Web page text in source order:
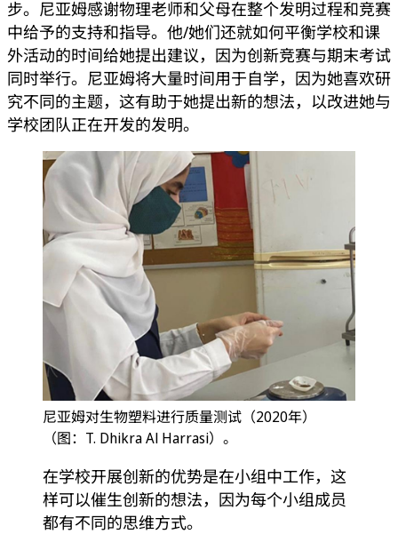
步。尼亚姆感谢物理老师和父母在整个发明过程和竞赛
中给予的支持和指导。他/她们还就如何平衡学校和课
外活动的时间给她提出建议，因为创新竞赛与期末考试
同时举行。尼亚姆将大量时间用于自学，因为她喜欢研
究不同的主题，这有助于她提出新的想法，以改进她与
学校团队正在开发的发明。
尼亚姆对生物塑料进行质量测试（2020年）
（图：T. Dhikra Al Harrasi）。
在学校开展创新的优势是在小组中工作，这
样可以催生创新的想法，因为每个小组成员
都有不同的思维方式。